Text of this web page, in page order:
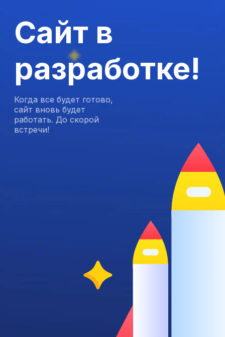
Сайт в
разработке!
Когда все будет готово,
сайт вновь будет
работать. До скорой
встречи!